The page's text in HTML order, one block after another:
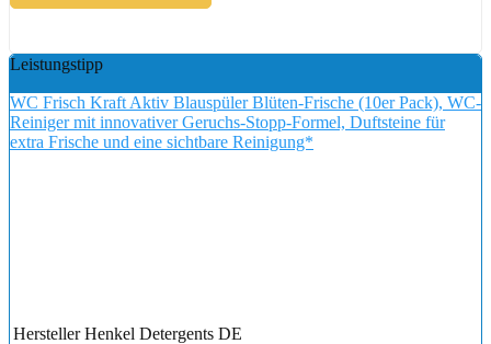
Leistungstipp
WC Frisch Kraft Aktiv Blauspüler Blüten-Frische (10er Pack), WC-
Reiniger mit innovativer Geruchs-Stopp-Formel, Duftsteine für
extra Frische und eine sichtbare Reinigung*
Hersteller Henkel Detergents DE